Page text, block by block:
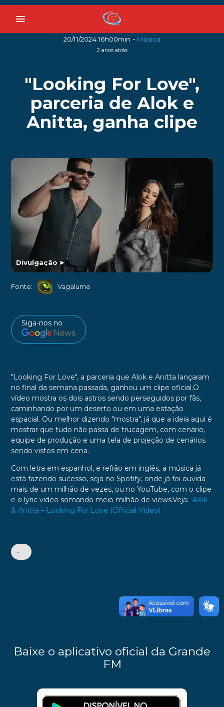
menu
20/11/2024 16h00min - Música
2 anos atrás
"Looking For Love",
parceria de Alok e
Anitta, ganha clipe
Divulgação►
Fonte: Vagalume
Siga-nos no
"Looking For Love", a parceria que Alok e Anitta lançaram
no final da semana passada, ganhou um clipe oficial.O
vídeo mostra os dois astros sendo perseguidos por fãs,
caminhando por um deserto ou em uma estação
espacial. Ou melhor dizendo "mostra", já que a ideia aqui é
mostrar que tudo não passa de trucagem, com cenário,
equipe de produção e uma tela de projeção de cenários
sendo vistos em cena.
Com letra em espanhol, e refrão em inglês, a música já
está fazendo sucesso, seja no Spotify, onde já foi ouvida
mais de um milhão de vezes, ou no YouTube, com o clipe
e o lyric video somando meio milhão de views.Veja: Alok
& Anitta – Looking For Love (Official Video)
•
Baixe o aplicativo oficial da Grande
FM